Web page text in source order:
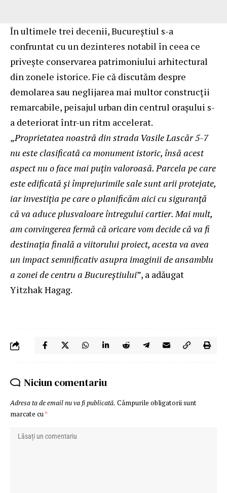
În ultimele trei decenii, Bucureștiul s-a
confruntat cu un dezinteres notabil în ceea ce
privește conservarea patrimoniului arhitectural
din zonele istorice. Fie că discutăm despre
demolarea sau neglijarea mai multor construcții
remarcabile, peisajul urban din centrul orașului s-
a deteriorat într-un ritm accelerat.
„Proprietatea noastră din strada Vasile Lascăr 5-7
nu este clasificată ca monument istoric, însă acest
aspect nu o face mai puțin valoroasă. Parcela pe care
este edificată și împrejurimile sale sunt arii protejate,
iar investiția pe care o planificăm aici cu siguranță
că va aduce plusvaloare întregului cartier. Mai mult,
am convingerea fermă că oricare vom decide că va fi
destinaţia finală a viitorului proiect, acesta va avea
un impact semnificativ asupra imaginii de ansamblu
a zonei de centru a Bucureștiului”, a adăugat
Yitzhak Hagag.
Niciun comentariu
Adresa ta de email nu va fi publicată. Câmpurile obligatorii sunt
marcate cu *